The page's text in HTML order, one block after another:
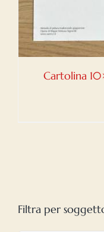
Cartolina
Filtra per